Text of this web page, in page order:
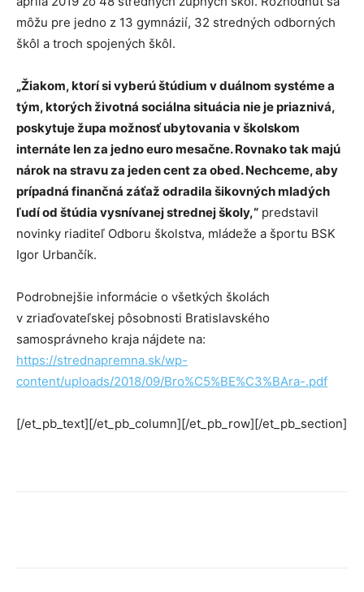
môžu pre jedno z 13 gymnázií, 32 stredných odborných
škôl a troch spojených škôl.
„Žiakom, ktorí si vyberú štúdium v duálnom systéme a
tým, ktorých životná sociálna situácia nie je priaznivá,
poskytuje župa možnosť ubytovania v školskom
internáte len za jedno euro mesačne. Rovnako tak majú
nárok na stravu za jeden cent za obed. Nechceme, aby
prípadná finančná záťaž odradila šikovných mladých
ľudí od štúdia vysnívanej strednej školy,“ predstavil
novinky riaditeľ Odboru školstva, mládeže a športu BSK
Igor Urbančík.
Podrobnejšie informácie o všetkých školách
v zriaďovateľskej pôsobnosti Bratislavského
samosprávneho kraja nájdete na:
https://strednapremna.sk/wp-
content/uploads/2018/09/Bro%C5%BE%C3%BAra-.pdf
[/et_pb_text][/et_pb_column][/et_pb_row][/et_pb_section]